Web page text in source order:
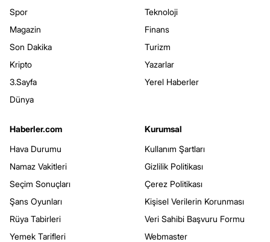
Spor
Magazin
Son Dakika
Kripto
3.Sayfa
Dünya
Teknoloji
Finans
Turizm
Yazarlar
Yerel Haberler
Haberler.com
Hava Durumu
Namaz Vakitleri
Seçim Sonuçları
Şans Oyunları
Rüya Tabirleri
Yemek Tarifleri
Kurumsal
Kullanım Şartları
Gizlilik Politikası
Çerez Politikası
Kişisel Verilerin Korunması
Veri Sahibi Başvuru Formu
Webmaster